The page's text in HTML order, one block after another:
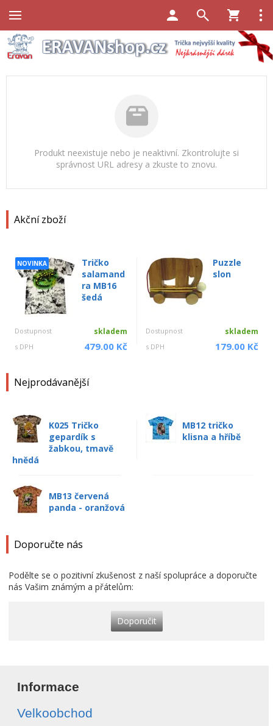
Akční zboží
NOVINKA
Tričko
salamand
ra MB16
šedá
Dostupnost skladem
s DPH 479.00 Kč
Puzzle
slon
Dostupnost skladem
s DPH 179.00 Kč
Nejprodávanější
K025 Tričko
gepardík s
žabkou, tmavě
hnědá
MB12 tričko
klisna a hříbě
MB13 červená
panda - oranžová
Doporučte nás
Podělte se o pozitivní zkušenost z naší spolupráce a doporučte
nás Vašim známým a přátelům:
Doporučit
Produkt neexistuje nebo je neaktivní. Zkontrolujte si
správnost URL adresy a zkuste to znovu.
Informace
Velkoobchod